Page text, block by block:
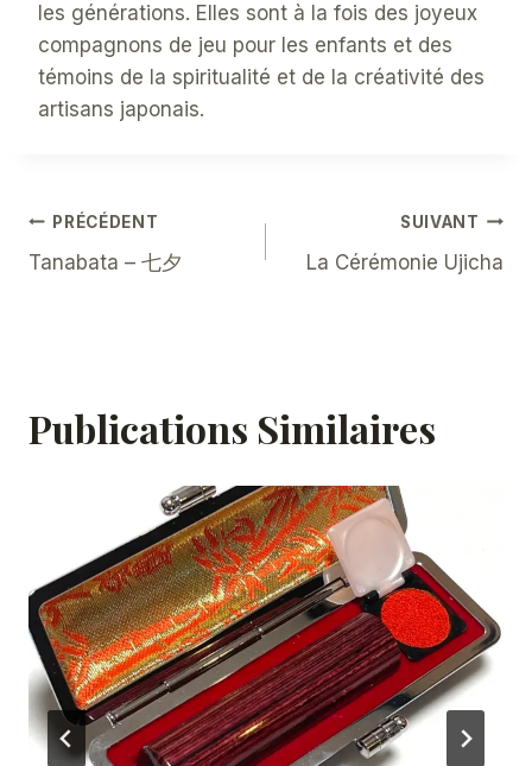
les générations. Elles sont à la fois des joyeux
compagnons de jeu pour les enfants et des
témoins de la spiritualité et de la créativité des
artisans japonais.
Navigation
PRÉCÉDENT
Tanabata – 七夕
SUIVANT
La Cérémonie Ujicha
Publications Similaires